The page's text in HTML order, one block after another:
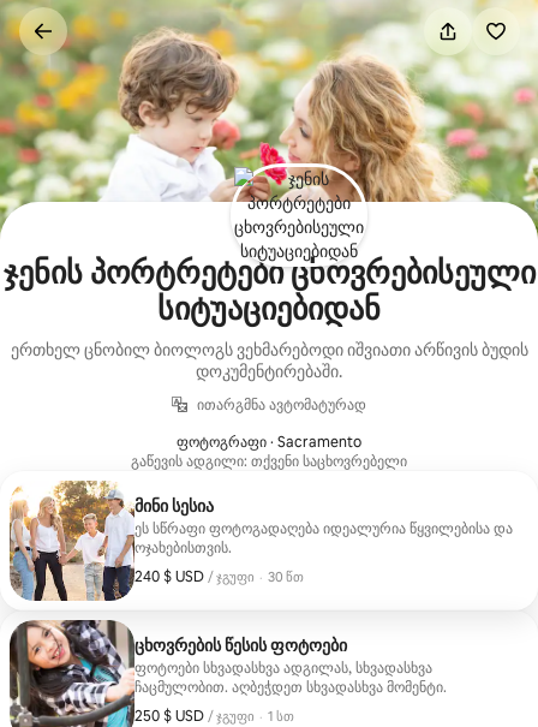
კონტენტზე
გადასვლა
ჯენის პორტრეტები ცხოვრებისეული
სიტუაციებიდან
ერთხელ ცნობილ ბიოლოგს ვეხმარებოდი იშვიათი არწივის ბუდის
დოკუმენტირებაში.
ითარგმნა ავტომატურად
ფოტოგრაფი · Sacramento
გაწევის ადგილი: თქვენი საცხოვრებელი
მინი სესია
ეს სწრაფი ფოტოგადაღება იდეალურია წყვილებისა და
ოჯახებისთვის.
240 $ USD / ჯგუფი
240 $ USD, ჯგუფზე
, · 30 წთ
ცხოვრების წესის ფოტოები
ფოტოები სხვადასხვა ადგილას, სხვადასხვა
ჩაცმულობით. აღბეჭდეთ სხვადასხვა მომენტი.
250 $ USD / ჯგუფი
250 $ USD, ჯგუფზე
, · 1 სთ